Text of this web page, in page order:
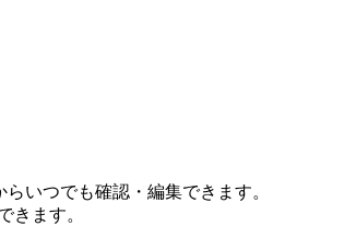
いつでも確認・編集できます。
きます。